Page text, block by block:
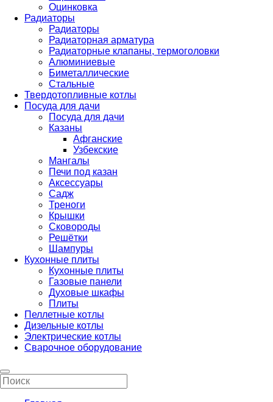
Оцинковка
Радиаторы
Радиаторы
Радиаторная арматура
Радиаторные клапаны, термоголовки
Алюминиевые
Биметаллические
Стальные
Твердотопливные котлы
Посуда для дачи
Посуда для дачи
Казаны
Афганские
Узбекские
Мангалы
Печи под казан
Аксессуары
Садж
Треноги
Крышки
Сковороды
Решётки
Шампуры
Кухонные плиты
Кухонные плиты
Газовые панели
Духовые шкафы
Плиты
Пеллетные котлы
Дизельные котлы
Электрические котлы
Сварочное оборудование